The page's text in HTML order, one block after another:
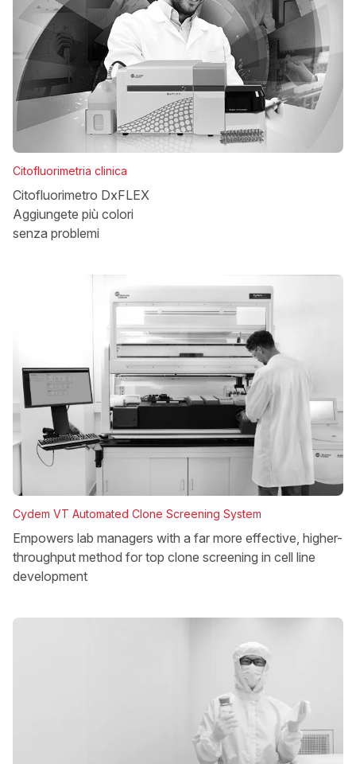
Citofluorimetria clinica
Citofluorimetro DxFLEX
Aggiungete più colori
senza problemi
Cydem VT Automated Clone Screening System
Empowers lab managers with a far more effective, higher-
throughput method for top clone screening in cell line
development